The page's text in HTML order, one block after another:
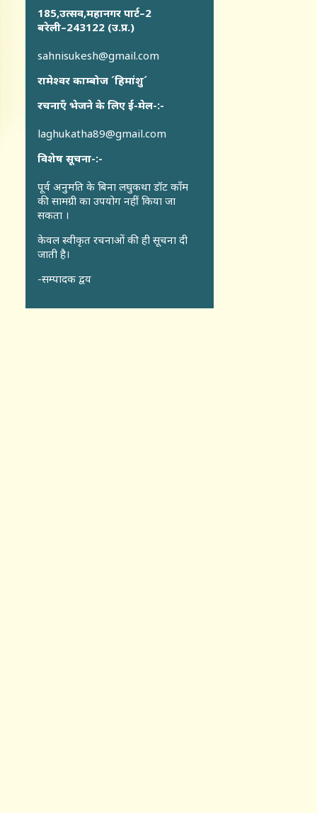
185,उत्सव,महानगर पार्ट–2
बरेली–243122 (उ.प्र.)
sahnisukesh@gmail.com
रामेश्वर काम्बोज ´हिमांशु´
रचनाएँ भेजने के लिए ई-मेल-:-
laghukatha89@gmail.com
विशेष सूचना-:-
पूर्व अनुमति के बिना लघुकथा डॉट कॉंम
की सामग्री का उपयोग नहीं किया जा
सकता ।
केवल स्वीकृत रचनाओं की ही सूचना दी
जाती है।
-सम्पादक द्वय